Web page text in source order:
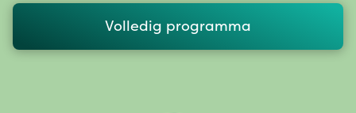
Volledig programma